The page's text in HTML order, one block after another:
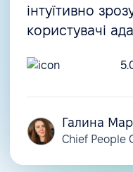
інтуїтивно
користувачі
Галина
Chief People